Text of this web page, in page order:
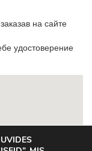
на сайте
удостоверение